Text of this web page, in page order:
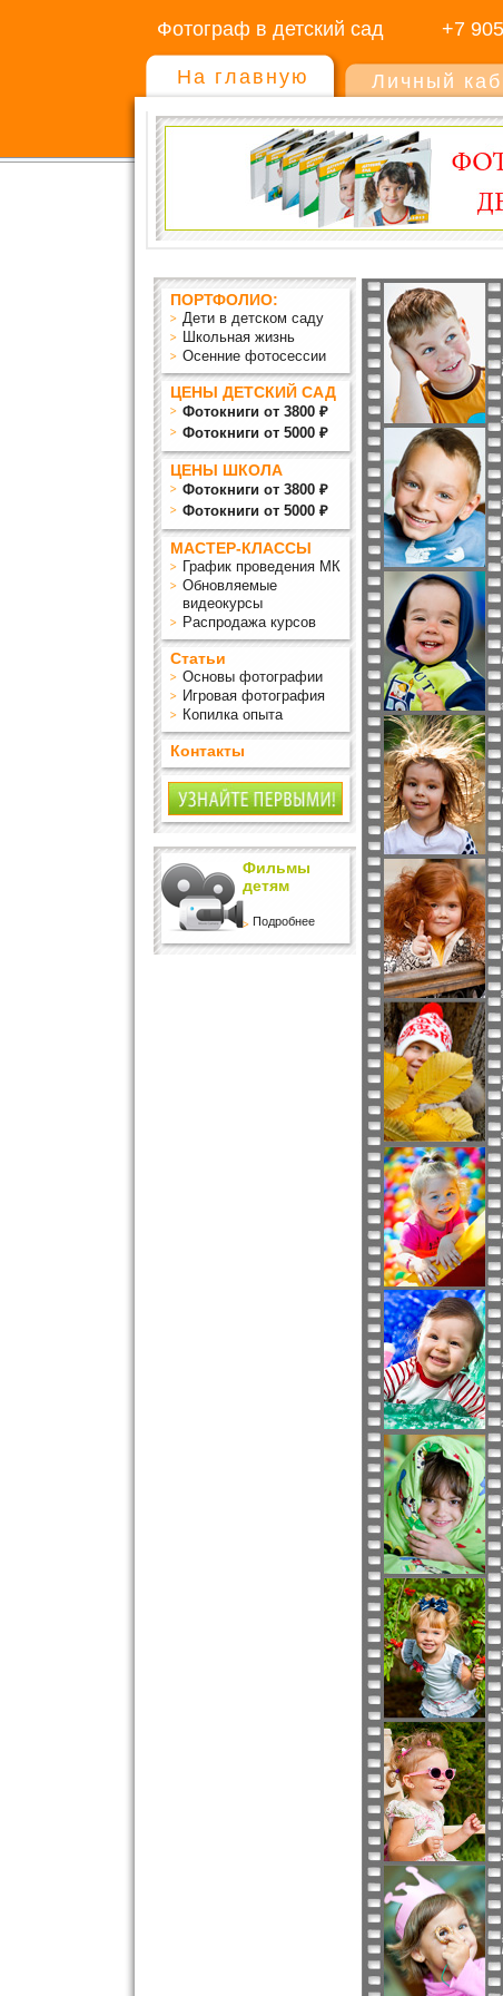
Фотограф в детский сад +7
На главную Личный
ПОРТФОЛИО:
Дети в детском саду
Школьная жизнь
Осенние фотосессии
ЦЕНЫ ДЕТСКИЙ САД
Фотокниги от 3800 ₽
Фотокниги от 5000 ₽
ЦЕНЫ ШКОЛА
Фотокниги от 3800 ₽
Фотокниги от 5000 ₽
МАСТЕР-КЛАССЫ
График проведения МК
Обновляемые
видеокурсы
Распродажа курсов
Статьи
Основы фотографии
Игровая фотография
Копилка опыта
Контакты
Фильмы
детям
Подробнее